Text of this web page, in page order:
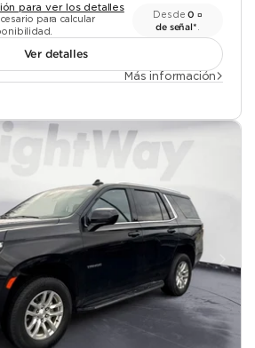
para ver los detalles
para calcular
Desde0 ¤
de señal*
Ver detalles
Más información